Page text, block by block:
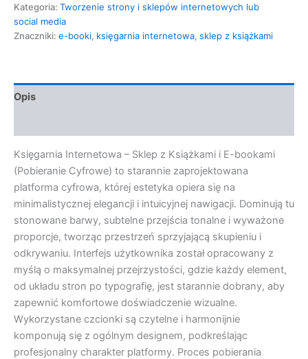
Kategoria: Tworzenie strony i sklepów internetowych lub
social media
Znaczniki: e-booki, księgarnia internetowa, sklep z książkami
Opis
Księgarnia Internetowa – Sklep z Książkami i E-bookami
(Pobieranie Cyfrowe) to starannie zaprojektowana
platforma cyfrowa, której estetyka opiera się na
minimalistycznej elegancji i intuicyjnej nawigacji. Dominują tu
stonowane barwy, subtelne przejścia tonalne i wyważone
proporcje, tworząc przestrzeń sprzyjającą skupieniu i
odkrywaniu. Interfejs użytkownika został opracowany z
myślą o maksymalnej przejrzystości, gdzie każdy element,
od układu stron po typografię, jest starannie dobrany, aby
zapewnić komfortowe doświadczenie wizualne.
Wykorzystane czcionki są czytelne i harmonijnie
komponują się z ogólnym designem, podkreślając
profesjonalny charakter platformy. Proces pobierania